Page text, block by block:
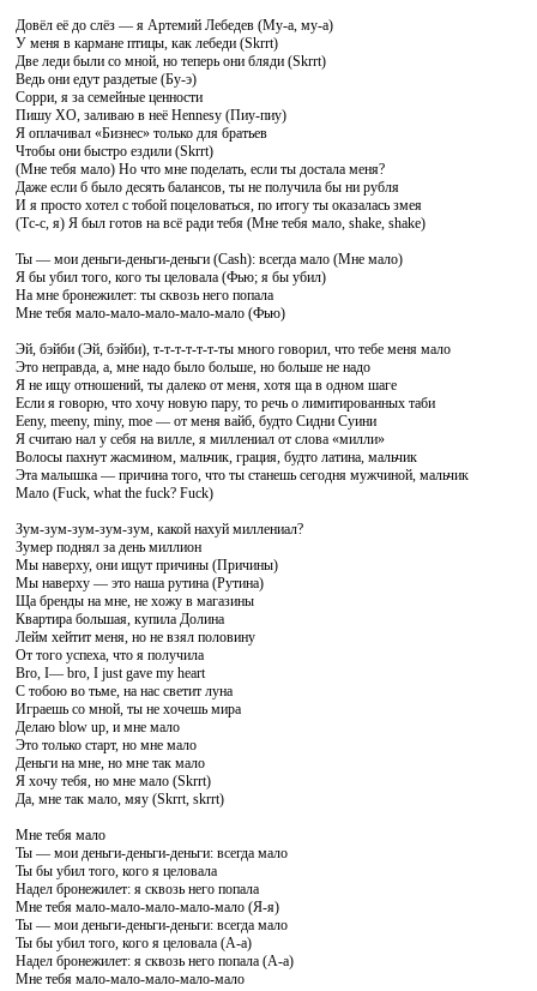
Довёл её до слёз — я Артемий Лебедев (Му-а, му-а)
У меня в кармане птицы, как лебеди (Skrrt)
Две леди были со мной, но теперь они бляди (Skrrt)
Ведь они едут раздетые (Бу-э)
Сорри, я за семейные ценности
Пишу XO, заливаю в неё Hennesy (Пиу-пиу)
Я оплачивал «Бизнес» только для братьев
Чтобы они быстро ездили (Skrrt)
(Мне тебя мало) Но что мне поделать, если ты достала меня?
Даже если б было десять балансов, ты не получила бы ни рубля
И я просто хотел с тобой поцеловаться, по итогу ты оказалась змея
(Тс-с, я) Я был готов на всё ради тебя (Мне тебя мало, shake, shake)
Ты — мои деньги-деньги-деньги (Cash): всегда мало (Мне мало)
Я бы убил того, кого ты целовала (Фью; я бы убил)
На мне бронежилет: ты сквозь него попала
Мне тебя мало-мало-мало-мало-мало (Фью)
Эй, бэйби (Эй, бэйби), т-т-т-т-т-т-ты много говорил, что тебе меня мало
Это неправда, а, мне надо было больше, но больше не надо
Я не ищу отношений, ты далеко от меня, хотя ща в одном шаге
Если я говорю, что хочу новую пару, то речь о лимитированных таби
Eeny, meeny, miny, moe — от меня вайб, будто Сидни Суини
Я считаю нал у себя на вилле, я миллениал от слова «милли»
Волосы пахнут жасмином, мальчик, грация, будто латина, мальчик
Эта малышка — причина того, что ты станешь сегодня мужчиной, мальчик
Мало (Fuck, what the fuck? Fuck)
Зум-зум-зум-зум-зум, какой нахуй миллениал?
Зумер поднял за день миллион
Мы наверху, они ищут причины (Причины)
Мы наверху — это наша рутина (Рутина)
Ща бренды на мне, не хожу в магазины
Квартира большая, купила Долина
Лейм хейтит меня, но не взял половину
От того успеха, что я получила
Bro, I— bro, I just gave my heart
С тобою во тьме, на нас светит луна
Играешь со мной, ты не хочешь мира
Делаю blow up, и мне мало
Это только старт, но мне мало
Деньги на мне, но мне так мало
Я хочу тебя, но мне мало (Skrrt)
Да, мне так мало, мяу (Skrrt, skrrt)
Мне тебя мало
Ты — мои деньги-деньги-деньги: всегда мало
Ты бы убил того, кого я целовала
Надел бронежилет: я сквозь него попала
Мне тебя мало-мало-мало-мало-мало (Я-я)
Ты — мои деньги-деньги-деньги: всегда мало
Ты бы убил того, кого я целовала (А-а)
Надел бронежилет: я сквозь него попала (А-а)
Мне тебя мало-мало-мало-мало-мало